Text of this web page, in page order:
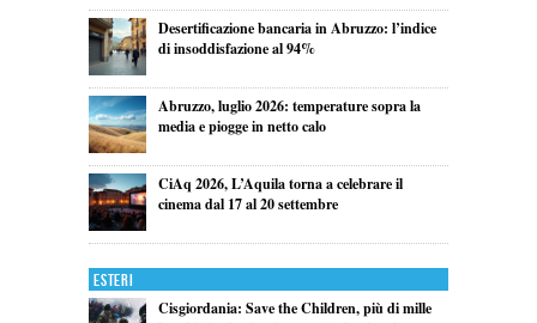
Desertificazione bancaria in Abruzzo: l’indice
di insoddisfazione al 94%
Abruzzo, luglio 2026: temperature sopra la
media e piogge in netto calo
CiAq 2026, L’Aquila torna a celebrare il
cinema dal 17 al 20 settembre
Esteri
Cisgiordania: Save the Children, più di mille